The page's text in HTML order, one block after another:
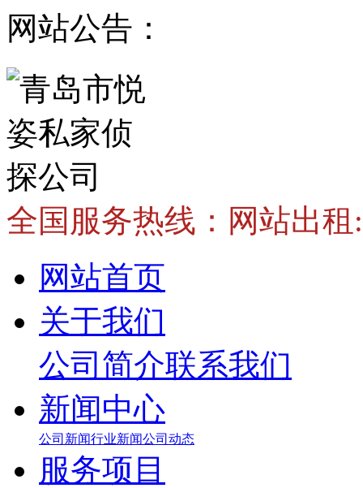
网站公告：
全国服务热线： 网站出
网站首页
关于我们
公司简介联系我们
新闻中心
公司新闻行业新闻公司动态
服务项目